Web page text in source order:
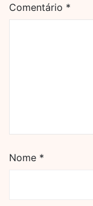
Comentário *
Nome *